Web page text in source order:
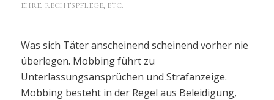
EHRE, RECHTSPFLEGE, ETC.
Was sich Täter anscheinend scheinend vorher nie
überlegen. Mobbing führt zu
Unterlassungsansprüchen und Strafanzeige.
Mobbing besteht in der Regel aus Beleidigung,